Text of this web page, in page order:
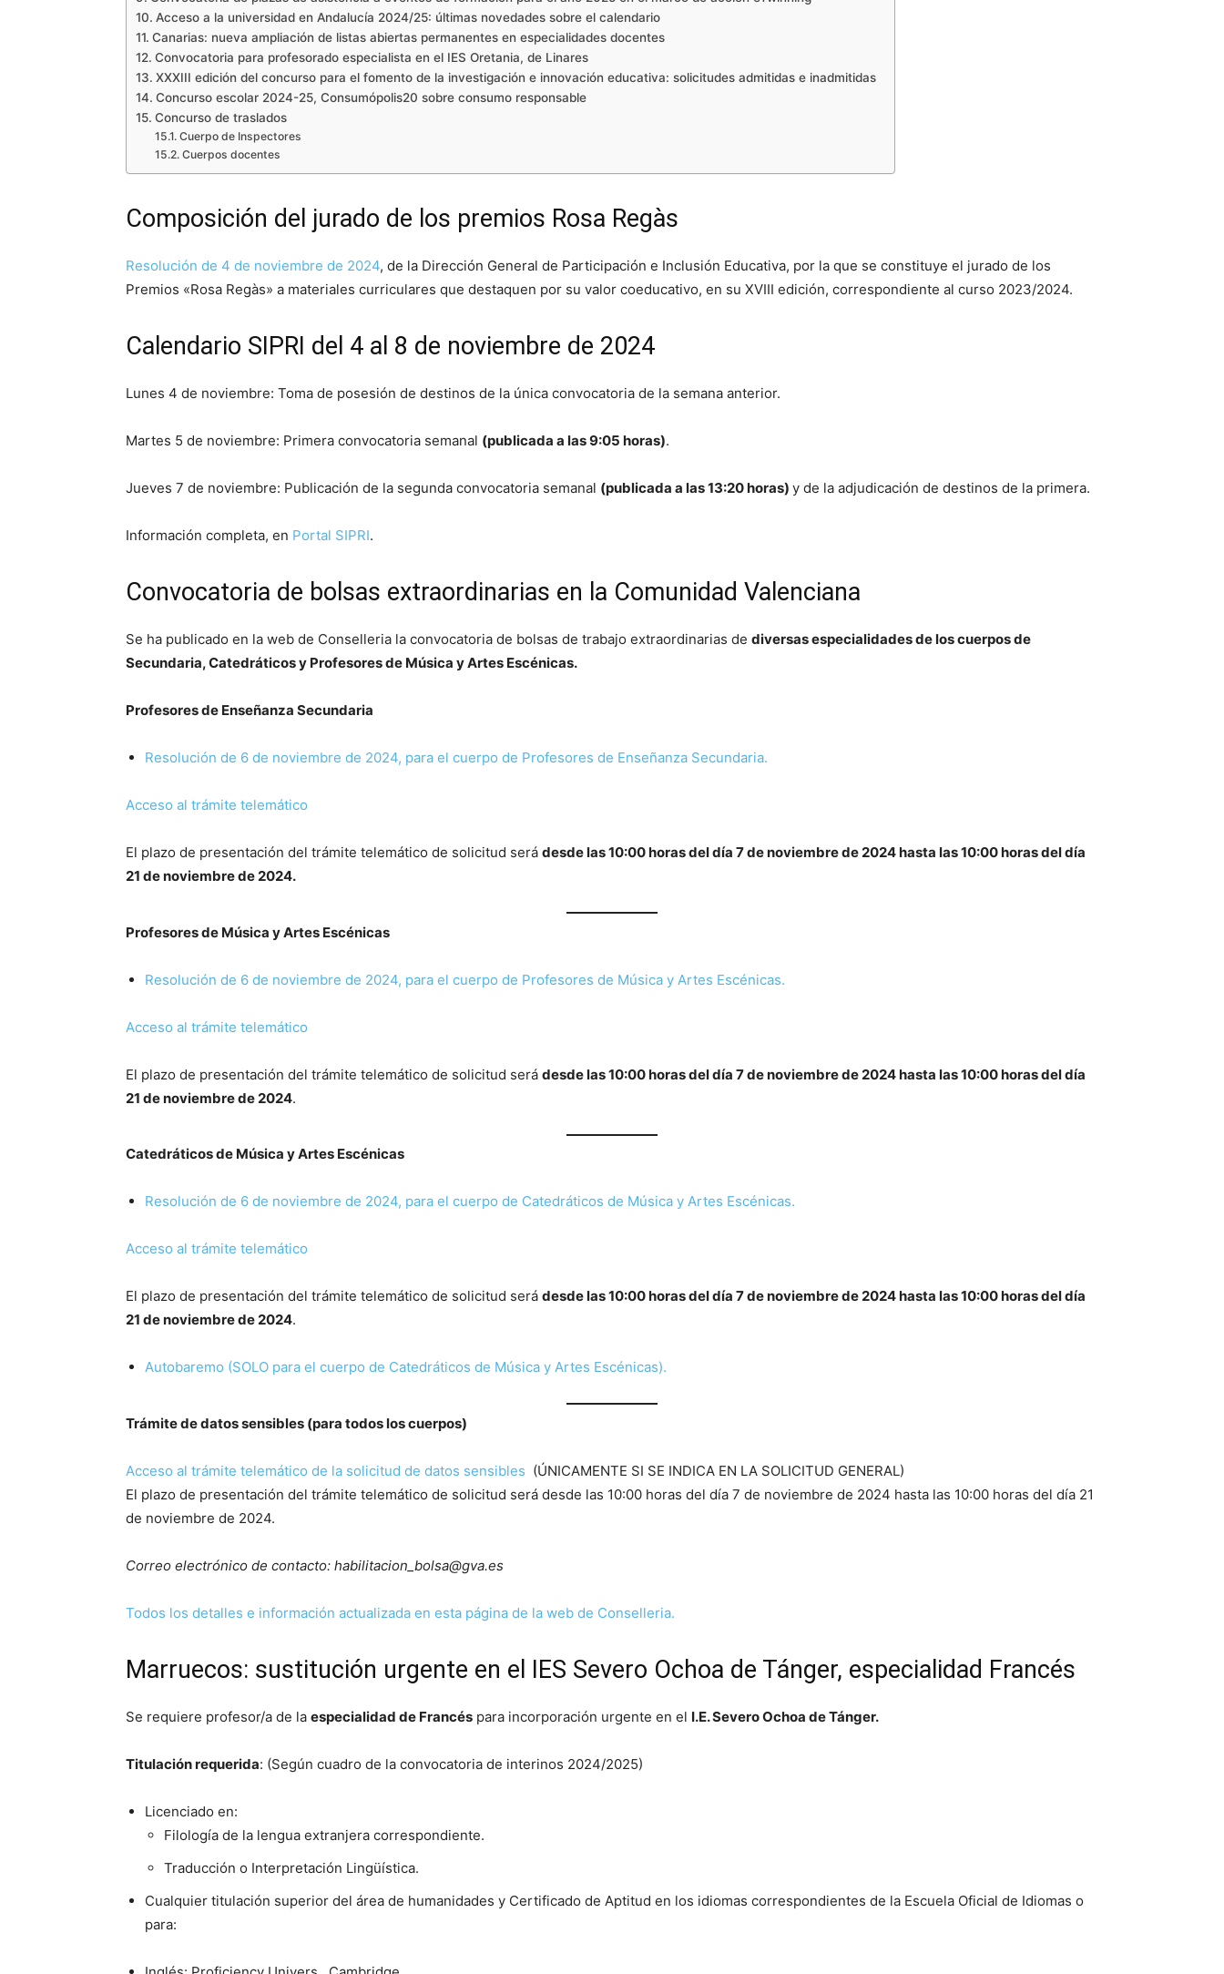
Acceso a la universidad en Andalucía 2024/25: últimas novedades sobre el calendario
Canarias: nueva ampliación de listas abiertas permanentes en especialidades docentes
Convocatoria para profesorado especialista en el IES Oretania, de Linares
XXXIII edición del concurso para el fomento de la investigación e innovación educativa: solicitudes admitidas e inadmitidas
Concurso escolar 2024-25, Consumópolis20 sobre consumo responsable
Concurso de traslados
Cuerpo de Inspectores
Cuerpos docentes
Composición del jurado de los premios Rosa Regàs
Resolución de 4 de noviembre de 2024, de la Dirección General de Participación e Inclusión Educativa, por la que se constituye el jurado de los
Premios «Rosa Regàs» a materiales curriculares que destaquen por su valor coeducativo, en su XVIII edición, correspondiente al curso 2023/2024.
Calendario SIPRI del 4 al 8 de noviembre de 2024
Lunes 4 de noviembre: Toma de posesión de destinos de la única convocatoria de la semana anterior.
Martes 5 de noviembre: Primera convocatoria semanal (publicada a las 9:05 horas).
Jueves 7 de noviembre: Publicación de la segunda convocatoria semanal (publicada a las 13:20 horas) y de la adjudicación de destinos de la primera.
Información completa, en Portal SIPRI.
Convocatoria de bolsas extraordinarias en la Comunidad Valenciana
Se ha publicado en la web de Conselleria la convocatoria de bolsas de trabajo extraordinarias de diversas especialidades de los cuerpos de
Secundaria, Catedráticos y Profesores de Música y Artes Escénicas.
Profesores de Enseñanza Secundaria
Resolución de 6 de noviembre de 2024, para el cuerpo de Profesores de Enseñanza Secundaria.
Acceso al trámite telemático
El plazo de presentación del trámite telemático de solicitud será desde las 10:00 horas del día 7 de noviembre de 2024 hasta las 10:00 horas del día
21 de noviembre de 2024.
Profesores de Música y Artes Escénicas
Resolución de 6 de noviembre de 2024, para el cuerpo de Profesores de Música y Artes Escénicas.
Acceso al trámite telemático
El plazo de presentación del trámite telemático de solicitud será desde las 10:00 horas del día 7 de noviembre de 2024 hasta las 10:00 horas del día
21 de noviembre de 2024.
Catedráticos de Música y Artes Escénicas
Resolución de 6 de noviembre de 2024, para el cuerpo de Catedráticos de Música y Artes Escénicas.
Acceso al trámite telemático
El plazo de presentación del trámite telemático de solicitud será desde las 10:00 horas del día 7 de noviembre de 2024 hasta las 10:00 horas del día
21 de noviembre de 2024.
Autobaremo (SOLO para el cuerpo de Catedráticos de Música y Artes Escénicas).
Trámite de datos sensibles (para todos los cuerpos)
Acceso al trámite telemático de la solicitud de datos sensibles (ÚNICAMENTE SI SE INDICA EN LA SOLICITUD GENERAL)
El plazo de presentación del trámite telemático de solicitud será desde las 10:00 horas del día 7 de noviembre de 2024 hasta las 10:00 horas del día 21
de noviembre de 2024.
Correo electrónico de contacto: habilitacion_bolsa@gva.es
Todos los detalles e información actualizada en esta página de la web de Conselleria.
Marruecos: sustitución urgente en el IES Severo Ochoa de Tánger, especialidad Francés
Se requiere profesor/a de la especialidad de Francés para incorporación urgente en el I.E. Severo Ochoa de Tánger.
Titulación requerida: (Según cuadro de la convocatoria de interinos 2024/2025)
Licenciado en:
Filología de la lengua extranjera correspondiente.
Traducción o Interpretación Lingüística.
Cualquier titulación superior del área de humanidades y Certificado de Aptitud en los idiomas correspondientes de la Escuela Oficial de Idiomas o
para: